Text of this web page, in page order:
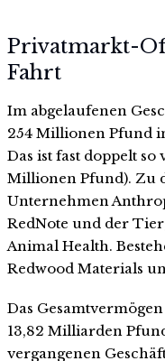
Privatmarkt-
Fahrt
Im abgelaufenen
254 Millionen Pfund
Das ist fast doppelt
Millionen Pfund). Zu
Unternehmen
RedNote und der
Animal Health.
Redwood Materials
Das
13,82 Milliarden
vergangenen